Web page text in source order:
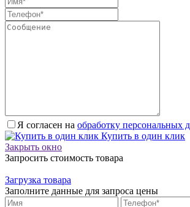
Я согласен на обработку персональных
Купить в один клик
Закрыть окно
Запросить стоимость товара
Загрузка товара
Заполните данные для запроса цены